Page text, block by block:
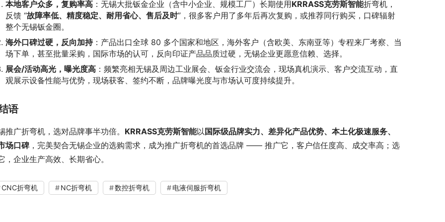
本地客户众多，复购率高 ：无锡大批钣金企业（含中小企业、规模工厂）长期使用KRRASS克劳斯智能折弯机，
反馈 “故障率低、精度稳定、耐用省心、售后及时”，很多客户用了多年后再次复购，或推荐同行购买，口碑辐射
整个无锡钣金圈。
海外口碑过硬，反向加持：产品出口全球 80 多个国家和地区，海外客户（含欧美、东南亚等）专程来厂考察、当
场下单，甚至批量采购，国际市场的认可，反向印证产品品质过硬，无锡企业更愿意信赖、选择。
展会/活动高光，曝光度高 ：频繁亮相无锡及周边工业展会、钣金行业交流会，现场真机演示、客户交流互动，直
观展示设备性能与优势，现场获客、签约不断，品牌曝光度与市场认可度持续提升。
语
推广折弯机，选对品牌事半功倍。 KRRASS克劳斯智能以 国际级品牌实力、差异化产品优势、本土化极速服务、
场口碑，完美契合无锡企业的选购需求，成为推广折弯机的首选品牌 —— 推广它，客户信任度高、成交率高；选
，企业生产高效、长期省心。
CNC折弯机 NC折弯机 数控折弯机 电液伺服折弯机